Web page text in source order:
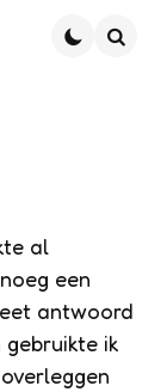
al
een
antwoord
gebruikte ik